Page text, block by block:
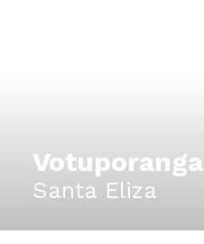
Votuporanga
Santa Eliza